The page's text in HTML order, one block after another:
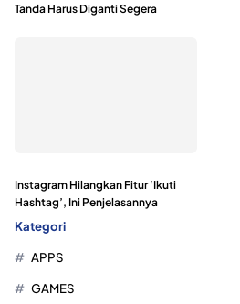
Tanda Harus Diganti Segera
Instagram Hilangkan Fitur ‘Ikuti
Hashtag’, Ini Penjelasannya
Kategori
APPS
GAMES